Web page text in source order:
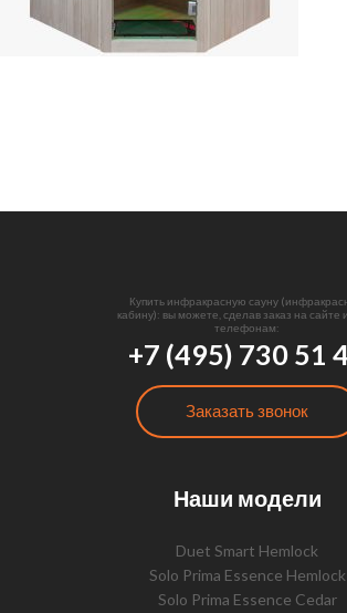
Купить инфракрасную сауну
кабину): вы можете, сделав заказ на сайте
телефонам:
+7 (495) 730 51
Заказать звонок
Наши модели
Duet Smart Hemlock
Solo Prima Essence Hemlock
Solo Prima Essence Cedar